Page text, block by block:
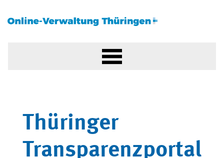
Thüringer
Transparenzportal